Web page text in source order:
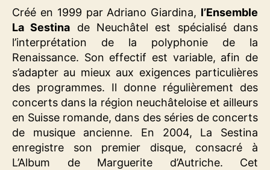
Créé en 1999 par Adriano Giardina, l’Ensemble
La Sestina de Neuchâtel est spécialisé dans
l’interprétation de la polyphonie de la
Renaissance. Son effectif est variable, afin de
s’adapter au mieux aux exigences particulières
des programmes. Il donne régulièrement des
concerts dans la région neuchâteloise et ailleurs
en Suisse romande, dans des séries de concerts
de musique ancienne. En 2004, La Sestina
enregistre son premier disque, consacré à
L’Album de Marguerite d’Autriche. Cet